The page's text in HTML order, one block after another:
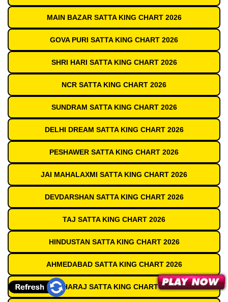
MAIN BAZAR SATTA KING CHART 2026
GOVA PURI SATTA KING CHART 2026
SHRI HARI SATTA KING CHART 2026
NCR SATTA KING CHART 2026
SUNDRAM SATTA KING CHART 2026
DELHI DREAM SATTA KING CHART 2026
PESHAWER SATTA KING CHART 2026
JAI MAHALAXMI SATTA KING CHART 2026
DEVDARSHAN SATTA KING CHART 2026
TAJ SATTA KING CHART 2026
HINDUSTAN SATTA KING CHART 2026
AHMEDABAD SATTA KING CHART 2026
MAHARAJ SATTA KING CHART 2026